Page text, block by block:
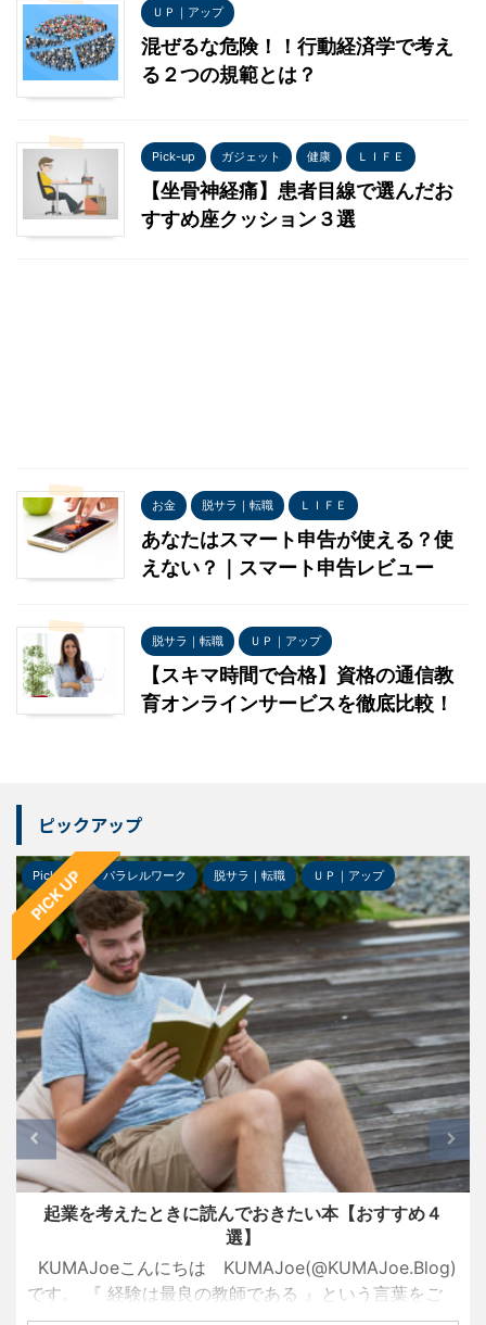
ＵＰ｜アップ
混ぜるな危険！！行動経済学で考え
る２つの規範とは？
Pick-up ガジェット 健康 ＬＩＦＥ
【坐骨神経痛】患者目線で選んだお
すすめ座クッション３選
お金 脱サラ｜転職 ＬＩＦＥ
あなたはスマート申告が使える？使
えない？｜スマート申告レビュー
脱サラ｜転職 ＵＰ｜アップ
【スキマ時間で合格】資格の通信教
育オンラインサービスを徹底比較！
ピックアップ
PICK UP
Pick-up パラレルワーク 脱サラ｜転職 ＵＰ｜アップ
起業を考えたときに読んでおきたい本【おすすめ４
選】
KUMAJoeこんにちは KUMAJoe(@KUMAJoe.Blog)
です。 『 経験は最良の教師である 』という言葉をご
存知でしょうか？ 名経営者として大きな成功を手にし